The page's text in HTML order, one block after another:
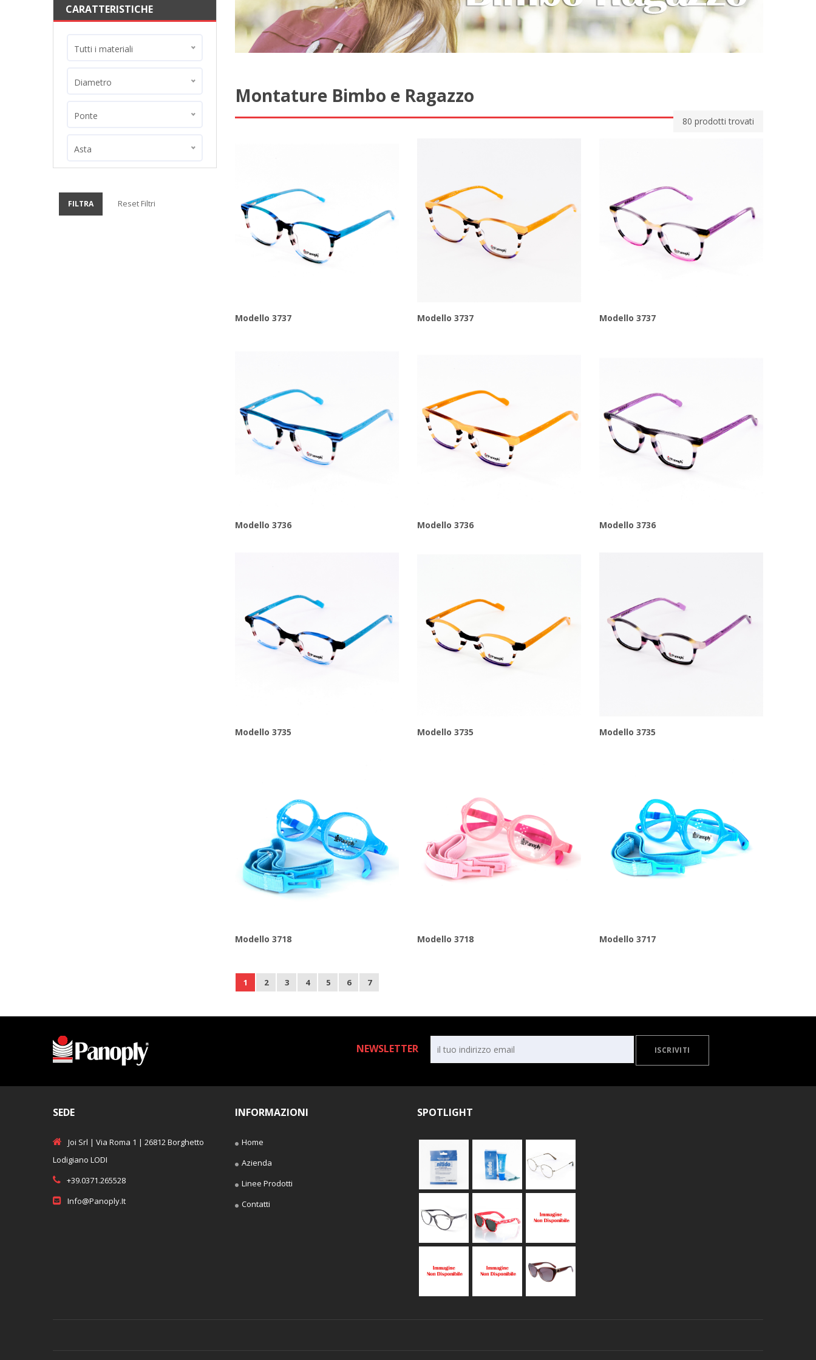
CARATTERISTICHE
Tutti i materiali
Diametro
Ponte
Asta
FILTRA Reset Filtri
Montature Bimbo e Ragazzo
80 prodotti trovati
Modello 3737 Modello 3737 Modello 3737
Modello 3736 Modello 3736 Modello 3736
Modello 3735 Modello 3735 Modello 3735
Modello 3718 Modello 3718 Modello 3717
1 2 3 4 5 6 7
NEWSLETTER ISCRIVITI
SEDE
Joi Srl | Via Roma 1 | 26812 Borghetto
Lodigiano LODI
+39.0371.265528
Info@panoply.it
INFORMAZIONI
Home
Azienda
Linee Prodotti
Contatti
SPOTLIGHT